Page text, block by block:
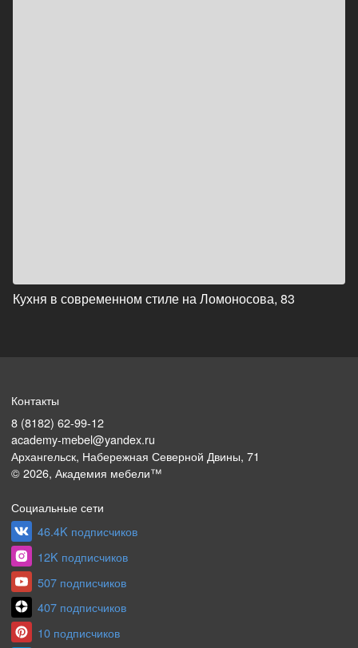
Кухня в современном стиле на Ломоносова, 83
Контакты
8 (8182) 62-99-12
academy-mebel@yandex.ru
Архангельск, Набережная Северной Двины, 71
©2026, Академия мебели™
Социальные сети
46.4K подписчиков
12K подписчиков
507 подписчиков
407 подписчиков
10 подписчиков